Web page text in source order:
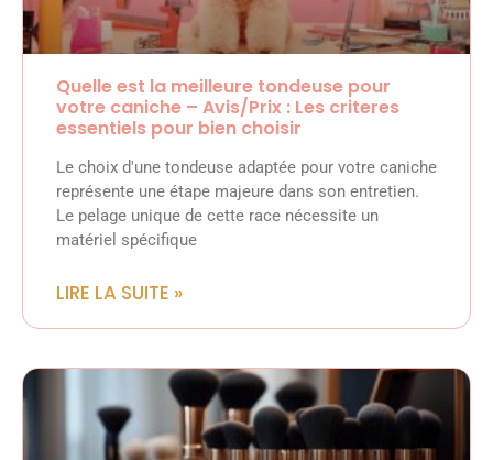
Quelle est la meilleure tondeuse pour
votre caniche – Avis/Prix : Les criteres
essentiels pour bien choisir
Le choix d'une tondeuse adaptée pour votre caniche
représente une étape majeure dans son entretien.
Le pelage unique de cette race nécessite un
matériel spécifique
LIRE LA SUITE »